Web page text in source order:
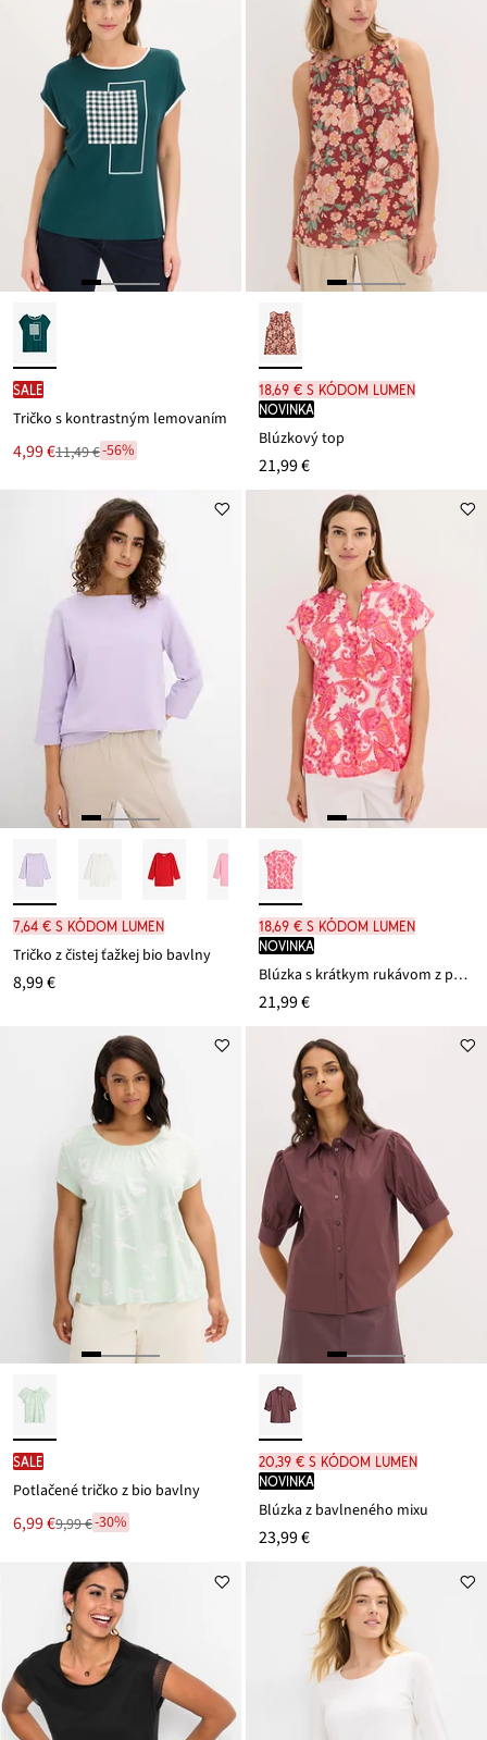
SALE
Tričko s kontrastným lemovaním
Nová
cena
4,99 €
Zľava11,49 €-56%
18,69 € s kódom LUMEN
novinka
Blúzkový top
21,99 €
7,64 € s kódom LUMEN
Tričko z čistej ťažkej bio bavlny
8,99 €
18,69 € s kódom LUMEN
novinka
Blúzka s krátkym rukávom z padavého saténu
21,99 €
SALE
Potlačené tričko z bio bavlny
Nová
cena
6,99 €
Zľava9,99 €-30%
20,39 € s kódom LUMEN
novinka
Blúzka z bavlneného mixu
23,99 €